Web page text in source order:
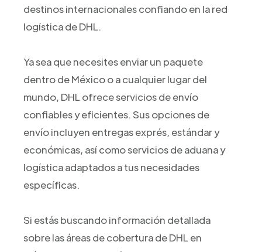
destinos internacionales confiando en la red
logística de DHL.
Ya sea que necesites enviar un paquete
dentro de México o a cualquier lugar del
mundo, DHL ofrece servicios de envío
confiables y eficientes. Sus opciones de
envío incluyen entregas exprés, estándar y
económicas, así como servicios de aduana y
logística adaptados a tus necesidades
específicas.
Si estás buscando información detallada
sobre las áreas de cobertura de DHL en